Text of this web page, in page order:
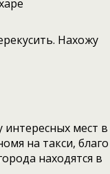
Нахожу
мест в
на такси, благо
находятся в